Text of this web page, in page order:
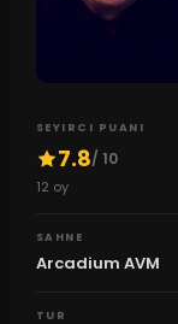
SEYIRCI PUANI
7.8/ 10
12 oy
SAHNE
Arcadium AVM
TUR